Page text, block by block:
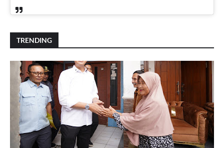
TRENDING